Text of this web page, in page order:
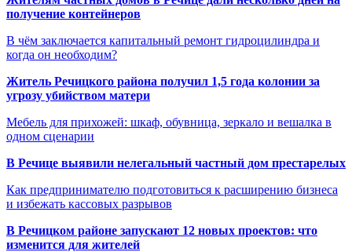
получение контейнеров
В чём заключается капитальный ремонт гидроцилиндра и
когда он необходим?
Житель Речицкого района получил 1,5 года колонии за
угрозу убийством матери
Мебель для прихожей: шкаф, обувница, зеркало и вешалка в
одном сценарии
В Речице выявили нелегальный частный дом престарелых
Как предпринимателю подготовиться к расширению бизнеса
и избежать кассовых разрывов
В Речицком районе запускают 12 новых проектов: что
изменится для жителей